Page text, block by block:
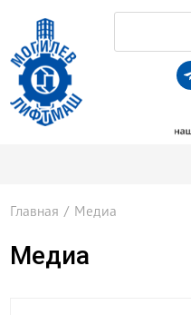
Главная / Медиа
Медиа